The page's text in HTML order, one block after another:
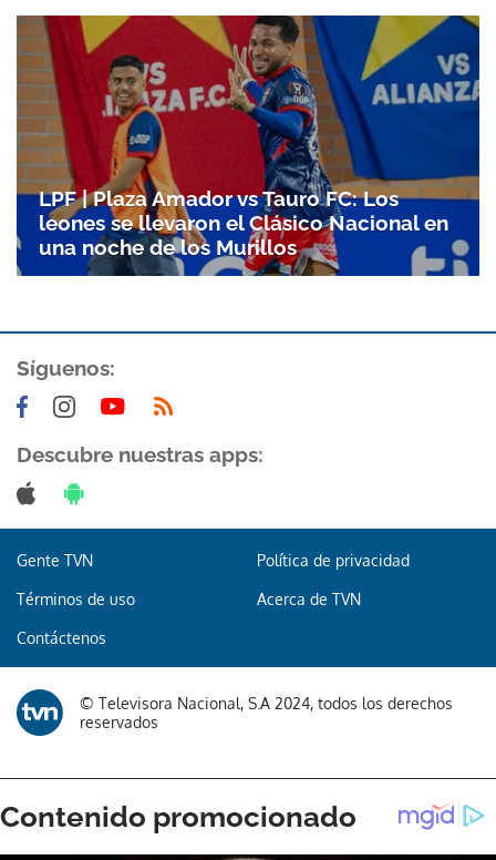
Gracias por suscribirte a nuestro boletín.
ACEPTAR
LPF | Plaza Amador vs Tauro FC: Los
leones se llevaron el Clásico Nacional en
una noche de los Murillos
Síguenos:
Descubre nuestras apps:
Gente TVN Política de privacidad
Términos de uso Acerca de TVN
Contáctenos
© Televisora Nacional, S.A 2024, todos los derechos
reservados